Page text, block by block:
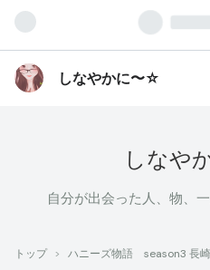
しなやかに〜☆
しなや
自分が出会った人、物、
トップ > ハニーズ物語 season3 長